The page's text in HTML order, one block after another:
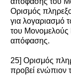
Ορισμός
για λογαριασμό
του Μονομελούς
απόφασης.
25] Ορισμός
προβεί ενώπιον